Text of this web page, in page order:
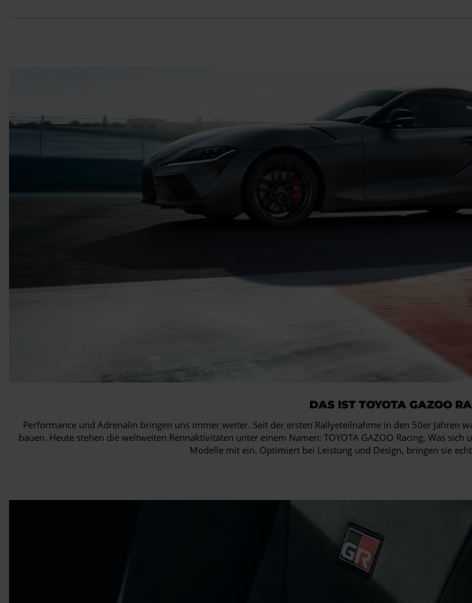
DAS IST TOYOTA GAZOO
Performance und Adrenalin bringen uns immer weiter. Seit der ersten Rallyeteilnahme in den 50er Jahren
bauen. Heute stehen die weltweiten Rennaktivitäten unter einem Namen: TOYOTA GAZOO Racing. Was
Modelle mit ein. Optimiert bei Leistung und Design, bringen sie